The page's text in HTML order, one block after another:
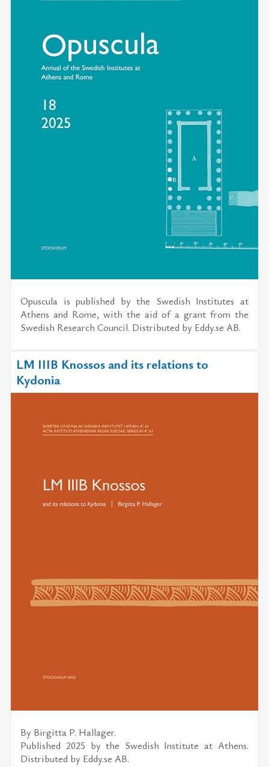
Opuscula is published by the Swedish Institutes at
Athens and Rome, with the aid of a grant from the
Swedish Research Council. Distributed by Eddy.se AB.
LM IIIB Knossos and its relations to
Kydonia
By Birgitta P. Hallager.
Published 2025 by the Swedish Institute at Athens.
Distributed by Eddy.se AB.